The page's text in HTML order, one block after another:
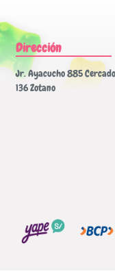
Dirección
Jr. Ayacucho 885
136 Zotano